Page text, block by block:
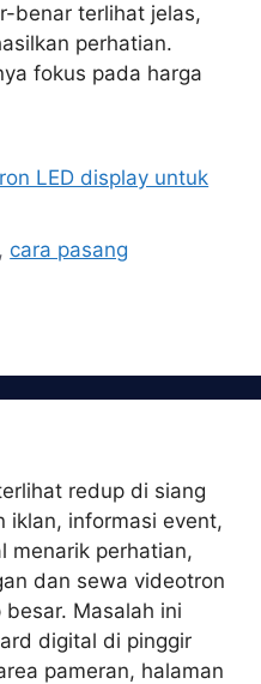
benar terlihat jelas,
perhatian.
fokus pada harga
LED display untuk
, cara pasang
redup di siang
iklan, informasi event,
menarik perhatian,
dan sewa videotron
Masalah ini
digital di pinggir
pameran, halaman